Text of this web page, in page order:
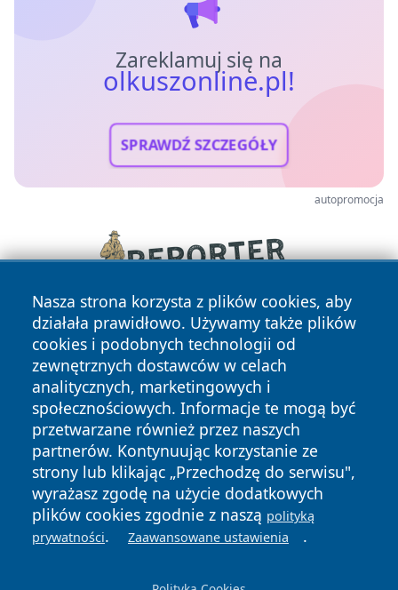
Zareklamuj się na
olkuszonline.pl!
SPRAWDŹ SZCZEGÓŁY
autopromocja
Nasza strona korzysta z plików cookies, aby
działała prawidłowo. Używamy także plików
cookies i podobnych technologii od
zewnętrznych dostawców w celach
analitycznych, marketingowych i
społecznościowych. Informacje te mogą być
przetwarzane również przez naszych
partnerów. Kontynuując korzystanie ze
strony lub klikając „Przechodzę do serwisu",
wyrażasz zgodę na użycie dodatkowych
plików cookies zgodnie z naszą polityką
prywatności. Zaawansowane ustawienia .
Copyright © 2026 olkuszonline.pl Wszystkie prawa
zastrzeżone.
News Autorzy
Polityka
Prywatności
Polityka
Cookies